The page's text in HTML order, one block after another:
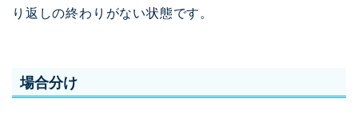
り返しの終わりがない状態です。
場合分け